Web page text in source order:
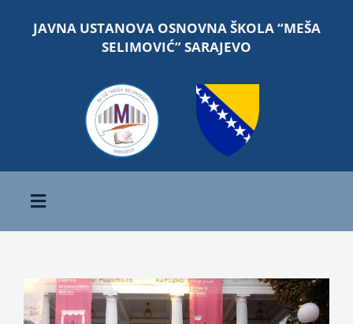
JAVNA USTANOVA OSNOVNA ŠKOLA “MEŠA
SELIMOVIĆ” SARAJEVO
Toggle
Navigation
O školi
View
Larger